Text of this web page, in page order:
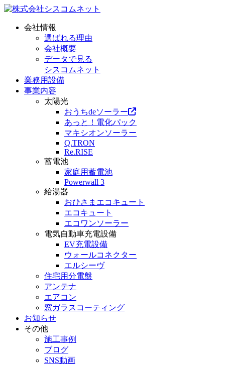
会社情報
選ばれる理由
会社概要
データで見る
シスコムネット
業務用設備
事業内容
太陽光
おうちdeソーラー
あっと！電化パック
マキシオンソーラー
Q.TRON
Re.RISE
蓄電池
家庭用蓄電池
Powerwall 3
給湯器
おひさまエコキュート
エコキュート
エコワンソーラー
電気自動車充電設備
EV充電設備
ウォールコネクター
エルシーヴ
住宅用分電盤
アンテナ
エアコン
窓ガラスコーティング
お知らせ
その他
施工事例
ブログ
SNS動画